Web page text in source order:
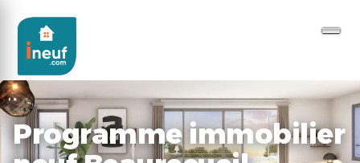
Programme immobilier